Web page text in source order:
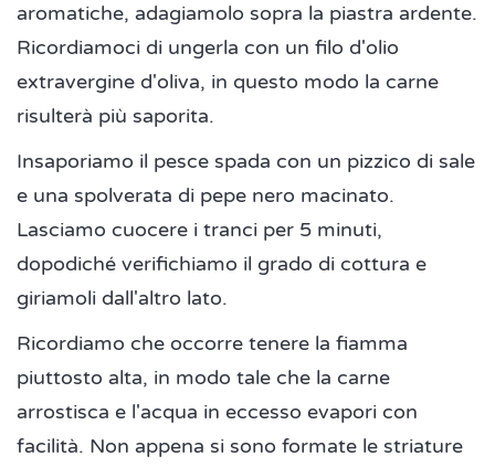
aromatiche, adagiamolo sopra la piastra ardente.
Ricordiamoci di ungerla con un filo d'olio
extravergine d'oliva, in questo modo la carne
risulterà più saporita.
Insaporiamo il pesce spada con un pizzico di sale
e una spolverata di pepe nero macinato.
Lasciamo cuocere i tranci per 5 minuti,
dopodiché verifichiamo il grado di cottura e
giriamoli dall'altro lato.
Ricordiamo che occorre tenere la fiamma
piuttosto alta, in modo tale che la carne
arrostisca e l'acqua in eccesso evapori con
facilità. Non appena si sono formate le striature